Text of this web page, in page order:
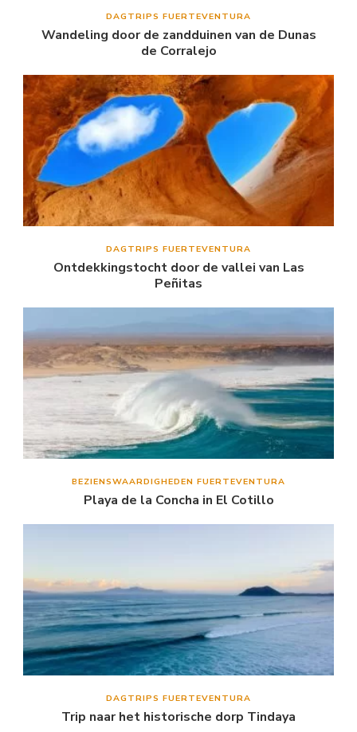
DAGTRIPS FUERTEVENTURA
Wandeling door de zandduinen van de Dunas
de Corralejo
DAGTRIPS FUERTEVENTURA
Ontdekkingstocht door de vallei van Las
Peñitas
BEZIENSWAARDIGHEDEN FUERTEVENTURA
Playa de la Concha in El Cotillo
DAGTRIPS FUERTEVENTURA
Trip naar het historische dorp Tindaya